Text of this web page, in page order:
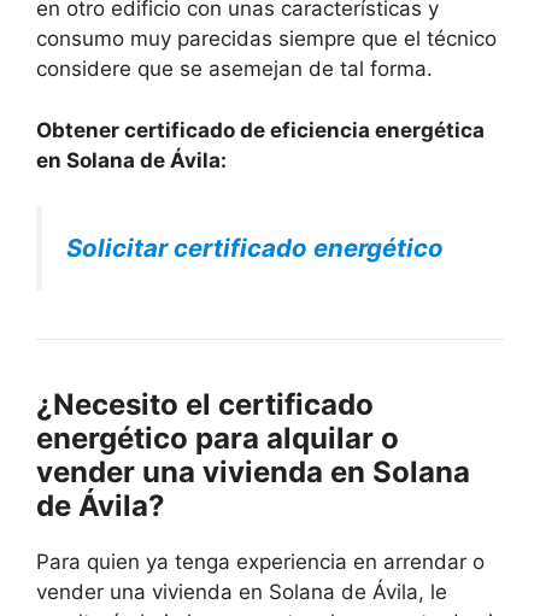
en otro edificio con unas características y
consumo muy parecidas siempre que el técnico
considere que se asemejan de tal forma.
Obtener certificado de eficiencia energética
en Solana de Ávila:
Solicitar certificado energético
¿Necesito el certificado
energético para alquilar o
vender una vivienda en Solana
de Ávila?
Para quien ya tenga experiencia en arrendar o
vender una vivienda en Solana de Ávila, le